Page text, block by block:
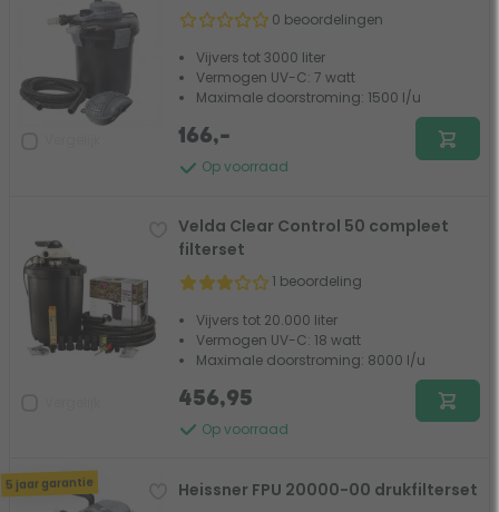
0 beoordelingen
Vijvers tot 3000 liter
Vermogen UV-C: 7 watt
Maximale doorstroming: 1500 l/u
Op voorraad
166,-
Velda Clear Control 50 compleet
filterset
1 beoordeling
Vijvers tot 20.000 liter
Vermogen UV-C: 18 watt
Maximale doorstroming: 8000 l/u
Op voorraad
456,95
5 jaar garantie Heissner FPU 20000-00 drukfilterset